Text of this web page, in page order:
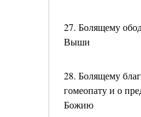
27. Болящему
Выши
28. Болящему
гомеопату и о
Божию